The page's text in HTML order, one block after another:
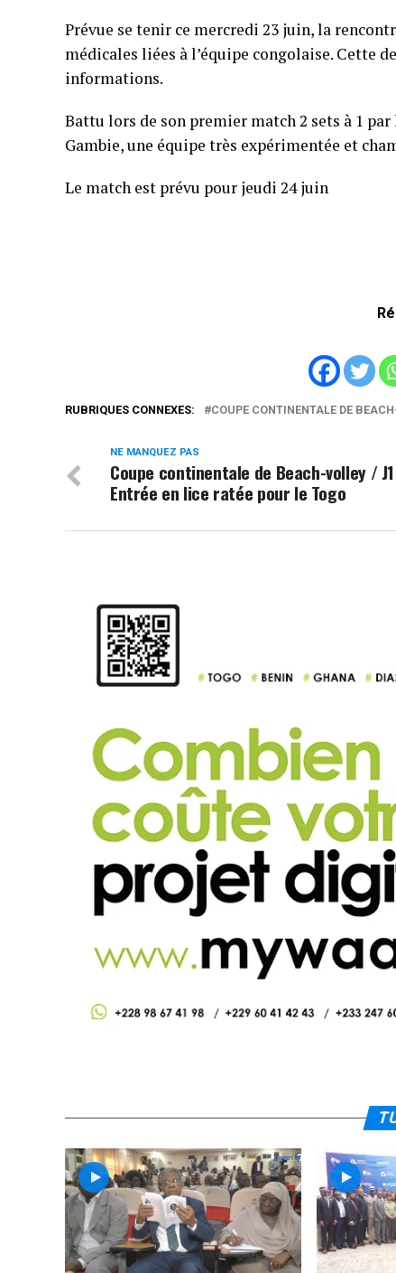
Prévue se tenir ce mercredi 23 juin, la
médicales liées à l’équipe congolaise. Cette
informations.
Battu lors de son premier match 2 sets à 1
Gambie, une équipe très expérimentée et
Le match est prévu pour jeudi 24 juin
RUBRIQUES CONNEXES: COUPE CONTINENTALE DE
NE MANQUEZ PAS
Coupe continentale de Beach-volley /
Entrée en lice ratée pour le Togo